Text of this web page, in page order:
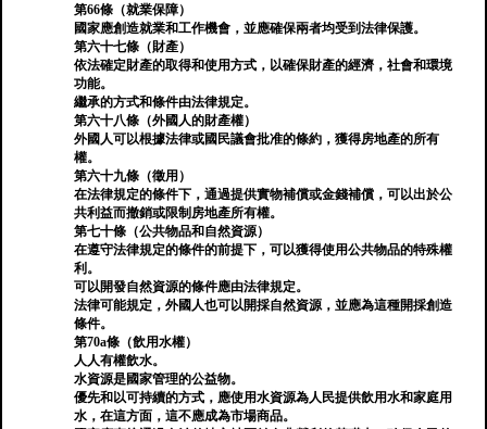
第66條（就業保障）
國家應創造就業和工作機會，並應確保兩者均受到法律保護。
第六十七條（財產）
依法確定財產的取得和使用方式，以確保財產的經濟，社會和環境
功能。
繼承的方式和條件由法律規定。
第六十八條（外國人的財產權）
外國人可以根據法律或國民議會批准的條約，獲得房地產的所有
權。
第六十九條（徵用）
在法律規定的條件下，通過提供實物補償或金錢補償，可以出於公
共利益而撤銷或限制房地產所有權。
第七十條（公共物品和自然資源）
在遵守法律規定的條件的前提下，可以獲得使用公共物品的特殊權
利。
可以開發自然資源的條件應由法律規定。
法律可能規定，外國人也可以開採自然資源，並應為這種開採創造
條件。
第70a條（飲用水權）
人人有權飲水。
水資源是國家管理的公益物。
優先和以可持續的方式，應使用水資源為人民提供飲用水和家庭用
水，在這方面，這不應成為市場商品。